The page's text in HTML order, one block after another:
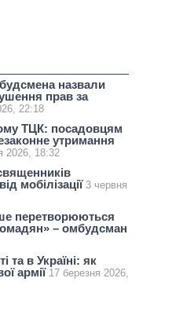
назвали
прав за
22:18
ТЦК: посадовцям
утримання
2026, 18:32
мобілізації 3 червня
перетворюються
– омбудсман
та в Україні: як
армії 17 березня 2026,